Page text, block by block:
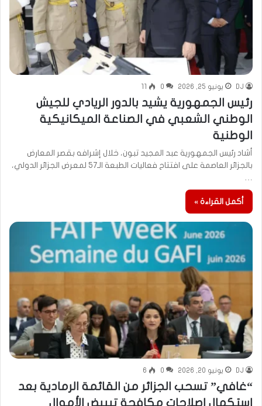
DJ يونيو 25, 2026 0
11
رئيس الجمهورية يشيد بالدور الريادي للجيش
الوطني الشعبي في الصناعة الميكانيكية
الوطنية
أشاد رئيس الجمهورية عبد المجيد تبون، خلال إشرافه بقصر المعارض
بالجزائر العاصمة على افتتاح فعاليات الطبعة الـ57 لمعرض الجزائر الدولي،
أكمل القراءة »
DJ يونيو 20, 2026 0
6
“غافي” تسحب الجزائر من القائمة الرمادية بعد
استكمال إصلاحات مكافحة تبييض الأموال